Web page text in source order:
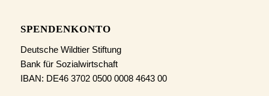
SPENDENKONTO
Deutsche Wildtier Stiftung
Bank für Sozialwirtschaft
IBAN: DE46 3702 0500 0008 4643 00